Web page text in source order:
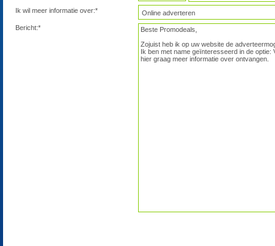
Ik wil meer informatie over:*
Bericht:*